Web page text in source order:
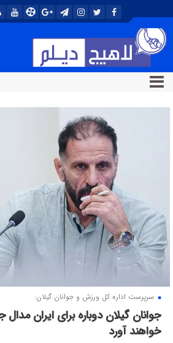
سرپرست اداره کل ورزش و جوانان گیلان:
جوانان گیلان دوباره برای ایران
خواهند آورد